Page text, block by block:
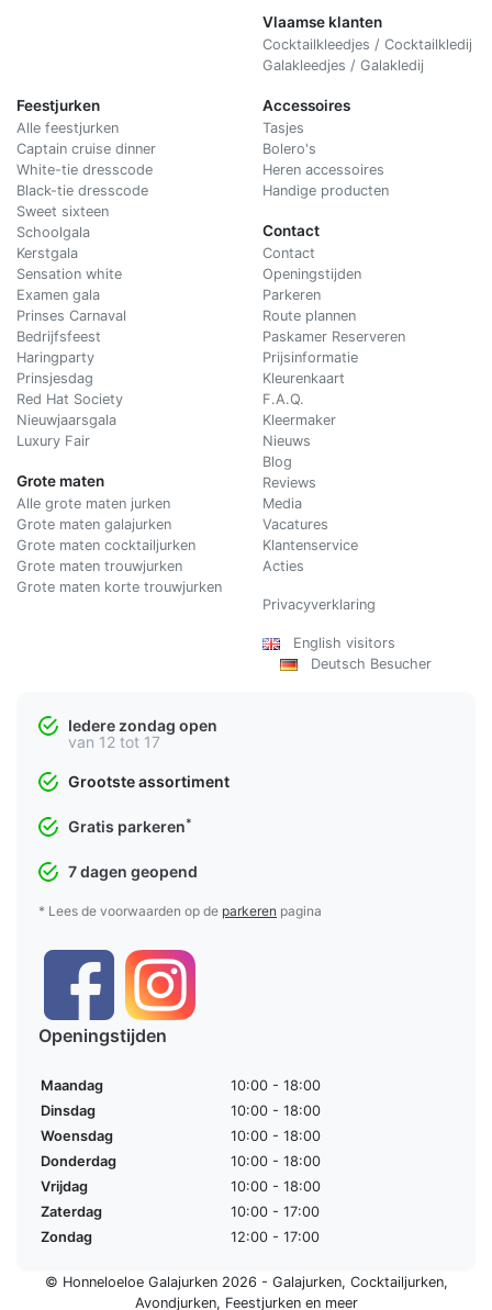
Vlaamse klanten
Cocktailkleedjes / Cocktailkledij
Galakleedjes / Galakledij
Feestjurken
Alle feestjurken
Captain cruise dinner
White-tie dresscode
Black-tie dresscode
Sweet sixteen
Schoolgala
Kerstgala
Sensation white
Examen gala
Prinses Carnaval
Bedrijfsfeest
Haringparty
Prinsjesdag
Red Hat Society
Nieuwjaarsgala
Luxury Fair
Grote maten
Alle grote maten jurken
Grote maten galajurken
Grote maten cocktailjurken
Grote maten trouwjurken
Grote maten korte trouwjurken
Accessoires
Tasjes
Bolero's
Heren accessoires
Handige producten
Contact
Contact
Openingstijden
Parkeren
Route plannen
Paskamer Reserveren
Prijsinformatie
Kleurenkaart
F.A.Q.
Kleermaker
Nieuws
Blog
Reviews
Media
Vacatures
Klantenservice
Acties
Privacyverklaring
English visitors
Deutsch Besucher
Iedere zondag open
van 12 tot 17
Grootste assortiment
Gratis parkeren*
7 dagen geopend
* Lees de voorwaarden op de parkeren pagina
Openingstijden
Maandag
10:00 - 18:00
Dinsdag
10:00 - 18:00
Woensdag
10:00 - 18:00
Donderdag
10:00 - 18:00
Vrijdag
10:00 - 18:00
Zaterdag
10:00 - 17:00
Zondag
12:00 - 17:00
© Honneloeloe Galajurken 2026 - Galajurken, Cocktailjurken,
Avondjurken, Feestjurkenen meer